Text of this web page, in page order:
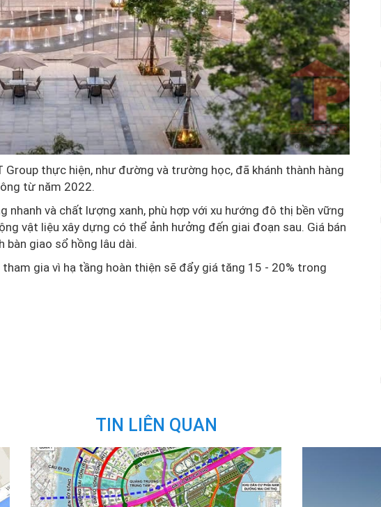
thực hiện, như đường và trường học, đã khánh thành hàng
từ năm 2022.
và chất lượng xanh, phù hợp với xu hướng đô thị bền vững
vật liệu xây dựng có thể ảnh hưởng đến giai đoạn sau. Giá bán
bàn giao sổ hồng lâu dài.
gia vì hạ tầng hoàn thiện sẽ đẩy giá tăng 15 - 20% trong
TIN LIÊN QUAN